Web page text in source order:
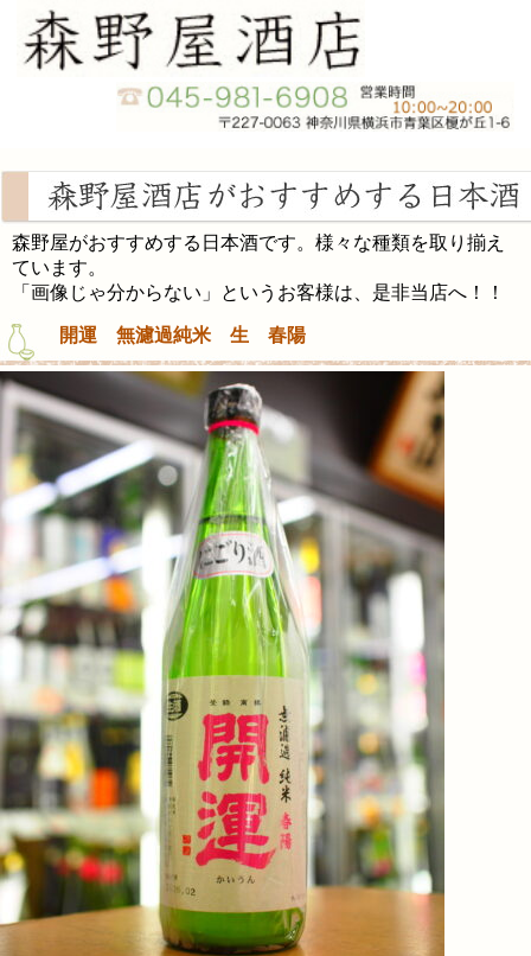
森野屋がおすすめする日本酒です。様々な種類を取り揃え
ています。
「画像じゃ分からない」というお客様は、是非当店へ！！
開運 無濾過純米 生 春陽